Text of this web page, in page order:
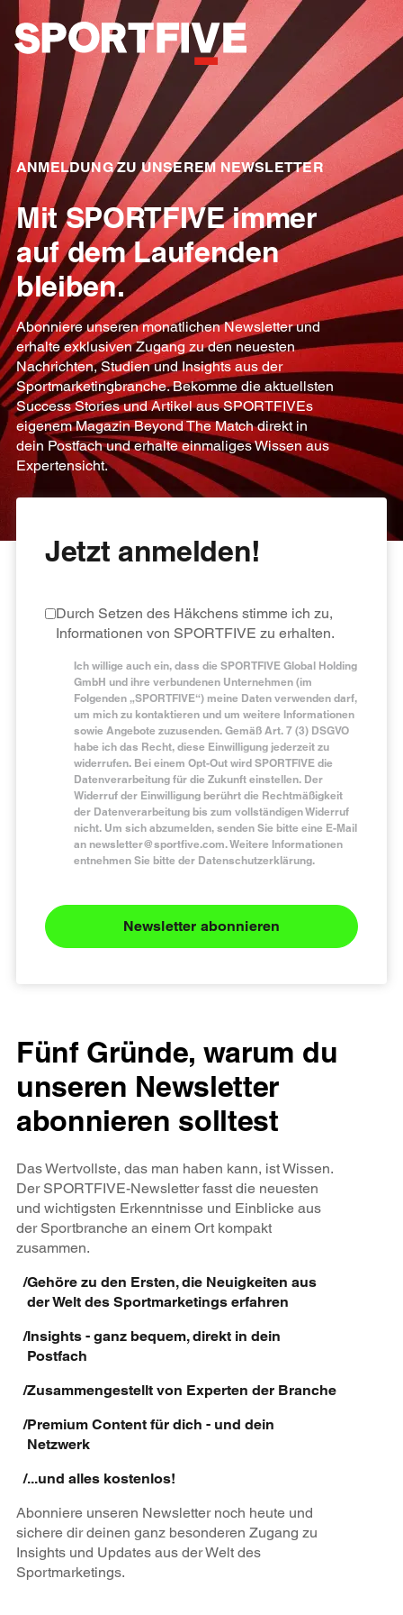
ANMELDUNG ZU UNSEREM NEWSLETTER
Mit SPORTFIVE immer
auf dem Laufenden
bleiben.
Abonniere unseren monatlichen Newsletter und
erhalte exklusiven Zugang zu den neuesten
Nachrichten, Studien und Insights aus der
Sportmarketingbranche. Bekomme die aktuellsten
Success Stories und Artikel aus SPORTFIVEs
eigenem Magazin Beyond The Match direkt in
dein Postfach und erhalte einmaliges Wissen aus
Expertensicht.
Jetzt anmelden!
Durch Setzen des Häkchens stimme ich zu,
Informationen von SPORTFIVE zu erhalten.
Ich willige auch ein, dass die SPORTFIVE Global Holding
GmbH und ihre verbundenen Unternehmen (im
Folgenden „SPORTFIVE“) meine Daten verwenden darf,
um mich zu kontaktieren und um weitere Informationen
sowie Angebote zuzusenden. Gemäß Art. 7 (3) DSGVO
habe ich das Recht, diese Einwilligung jederzeit zu
widerrufen. Bei einem Opt-Out wird SPORTFIVE die
Datenverarbeitung für die Zukunft einstellen. Der
Widerruf der Einwilligung berührt die Rechtmäßigkeit
der Datenverarbeitung bis zum vollständigen Widerruf
nicht. Um sich abzumelden, senden Sie bitte eine E-Mail
an newsletter@sportfive.com. Weitere Informationen
entnehmen Sie bitte der Datenschutzerklärung.
Newsletter abonnieren
Fünf Gründe, warum du
unseren Newsletter
abonnieren solltest
Das Wertvollste, das man haben kann, ist Wissen.
Der SPORTFIVE-Newsletter fasst die neuesten
und wichtigsten Erkenntnisse und Einblicke aus
der Sportbranche an einem Ort kompakt
zusammen.
/Gehöre zu den Ersten, die Neuigkeiten aus
der Welt des Sportmarketings erfahren
/Insights - ganz bequem, direkt in dein
Postfach
/Zusammengestellt von Experten der Branche
/Premium Content für dich - und dein
Netzwerk
/...und alles kostenlos!
Abonniere unseren Newsletter noch heute und
sichere dir deinen ganz besonderen Zugang zu
Insights und Updates aus der Welt des
Sportmarketings.